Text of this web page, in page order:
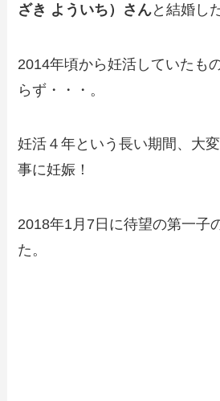
ざき よういち）さんと結婚し
2014年頃から妊活していたも
らず・・・。
妊活４年という長い期間、大
事に妊娠！
2018年1月7日に待望の第一子
た。